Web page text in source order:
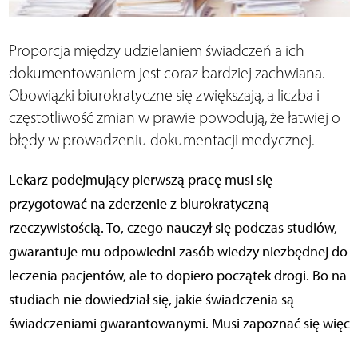
Proporcja między udzielaniem świadczeń a ich
dokumentowaniem jest coraz bardziej zachwiana.
Obowiązki biurokratyczne się zwiększają, a liczba i
częstotliwość zmian w prawie powodują, że łatwiej o
błędy w prowadzeniu dokumentacji medycznej.
Lekarz podejmujący pierwszą pracę musi się
przygotować na zderzenie z biurokratyczną
rzeczywistością. To, czego nauczył się podczas studiów,
gwarantuje mu odpowiedni zasób wiedzy niezbędnej do
leczenia pacjentów, ale to dopiero początek drogi. Bo na
studiach nie dowiedział się, jakie świadczenia są
świadczeniami gwarantowanymi. Musi zapoznać się więc